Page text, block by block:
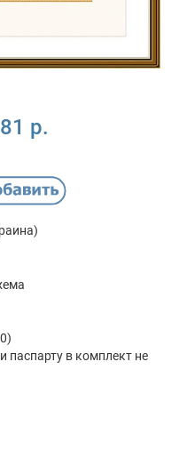
р.
паспарту в комплект не